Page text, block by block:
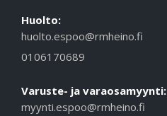
Huolto:
huolto.espoo@rmheino.fi
0106170689
Varuste- ja varaosamyynti:
myynti.espoo@rmheino.fi